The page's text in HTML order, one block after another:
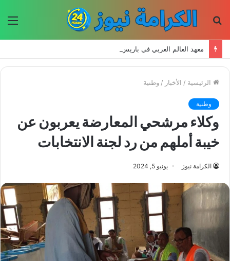
الرئيسية / الأخبار / وطنية
وطنية
وكلاء مرشحي المعارضة يعربون عن
خيبة أملهم من رد لجنة الانتخابات
الكرامة نيوز يونيو 5, 2024